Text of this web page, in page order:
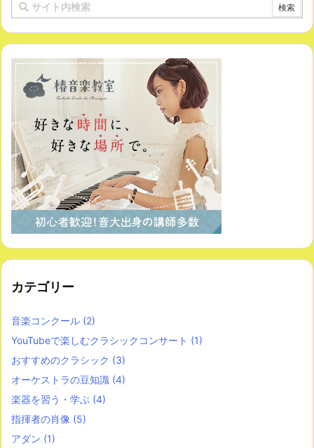
カテゴリー
音楽コンクール (2)
YouTubeで楽しむクラシックコンサート (1)
おすすめのクラシック (3)
オーケストラの豆知識 (4)
楽器を習う・学ぶ (4)
指揮者の肖像 (5)
アダン (1)